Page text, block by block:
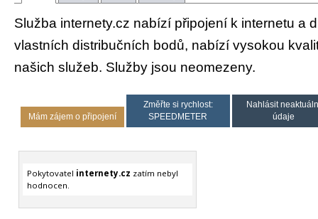
Služba internety.cz nabízí připojení k internetu a
vlastních distribučních bodů, nabízí vysokou
našich služeb. Služby jsou neomezeny.
Mám zájem o připojení
Změřte si rychlost:
SPEEDMETER
Nahlásit
údaje
Pokytovatel internety.cz zatím nebyl
hodnocen.